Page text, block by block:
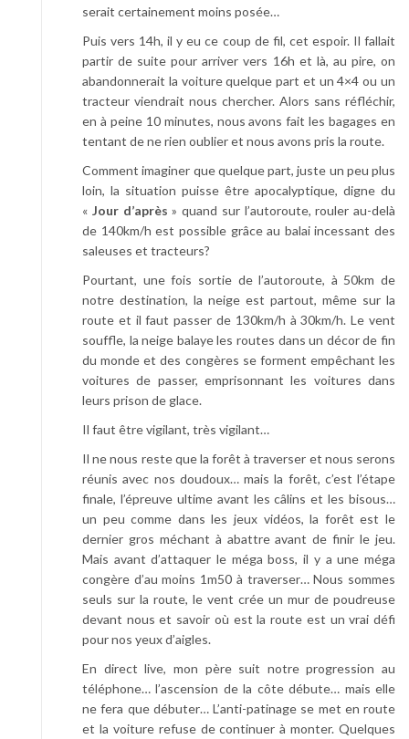
serait certainement moins posée…
Puis vers 14h, il y eu ce coup de fil, cet espoir. Il fallait
partir de suite pour arriver vers 16h et là, au pire, on
abandonnerait la voiture quelque part et un 4×4 ou un
tracteur viendrait nous chercher. Alors sans réfléchir,
en à peine 10 minutes, nous avons fait les bagages en
tentant de ne rien oublier et nous avons pris la route.
Comment imaginer que quelque part, juste un peu plus
loin, la situation puisse être apocalyptique, digne du
« Jour d’après » quand sur l’autoroute, rouler au-delà
de 140km/h est possible grâce au balai incessant des
saleuses et tracteurs?
Pourtant, une fois sortie de l’autoroute, à 50km de
notre destination, la neige est partout, même sur la
route et il faut passer de 130km/h à 30km/h. Le vent
souffle, la neige balaye les routes dans un décor de fin
du monde et des congères se forment empêchant les
voitures de passer, emprisonnant les voitures dans
leurs prison de glace.
Il faut être vigilant, très vigilant…
Il ne nous reste que la forêt à traverser et nous serons
réunis avec nos doudoux… mais la forêt, c’est l’étape
finale, l’épreuve ultime avant les câlins et les bisous…
un peu comme dans les jeux vidéos, la forêt est le
dernier gros méchant à abattre avant de finir le jeu.
Mais avant d’attaquer le méga boss, il y a une méga
congère d’au moins 1m50 à traverser… Nous sommes
seuls sur la route, le vent crée un mur de poudreuse
devant nous et savoir où est la route est un vrai défi
pour nos yeux d’aigles.
En direct live, mon père suit notre progression au
téléphone… l’ascension de la côte débute… mais elle
ne fera que débuter… L’anti-patinage se met en route
et la voiture refuse de continuer à monter. Quelques